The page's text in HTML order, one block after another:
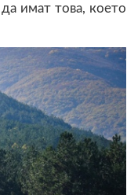
имат това, което